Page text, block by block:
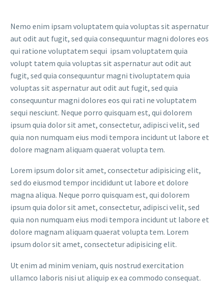
Nemo enim ipsam voluptatem quia voluptas sit aspernatur
aut odit aut fugit, sed quia consequuntur magni dolores eos
qui ratione voluptatem sequi ipsam voluptatem quia
volupt tatem quia voluptas sit aspernatur aut odit aut
fugit, sed quia consequuntur magni tivoluptatem quia
voluptas sit aspernatur aut odit aut fugit, sed quia
consequuntur magni dolores eos qui rati ne voluptatem
sequi nesciunt. Neque porro quisquam est, qui dolorem
ipsum quia dolor sit amet, consectetur, adipisci velit, sed
quia non numquam eius modi tempora incidunt ut labore et
dolore magnam aliquam quaerat volupta tem.
Lorem ipsum dolor sit amet, consectetur adipisicing elit,
sed do eiusmod tempor incididunt ut labore et dolore
magna aliqua. Neque porro quisquam est, qui dolorem
ipsum quia dolor sit amet, consectetur, adipisci velit, sed
quia non numquam eius modi tempora incidunt ut labore et
dolore magnam aliquam quaerat volupta tem. Lorem
ipsum dolor sit amet, consectetur adipisicing elit.
Ut enim ad minim veniam, quis nostrud exercitation
ullamco laboris nisi ut aliquip ex ea commodo consequat.